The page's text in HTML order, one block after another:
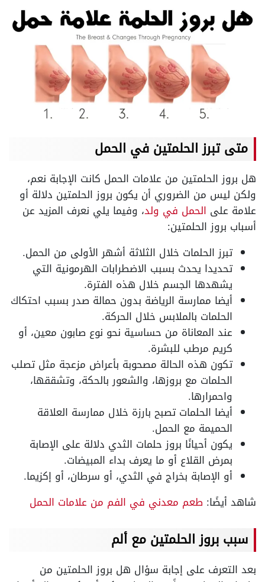
متى تبرز الحلمتين في الحمل
هل بروز الحلمتين من علامات الحمل كانت الإجابة نعم،
ولكن ليس من الضروري أن يكون بروز الحلمتين دلالة أو
علامة على الحمل في ولد، وفيما يلي نعرف المزيد عن
أسباب بروز الحلمتين:
تبرز الحلمات خلال الثلاثة أشهر الأولى من الحمل.
تحديدا يحدث بسبب الاضطرابات الهرمونية التي
يشهدها الجسم خلال هذه الفترة.
أيضا ممارسة الرياضة بدون حمالة صدر بسبب احتكاك
الحلمات بالملابس خلال الحركة.
عند المعاناة من حساسية نحو نوع صابون معين، أو
كريم مرطب للبشرة.
تكون هذه الحالة مصحوبة بأعراض مزعجة مثل تصلب
الحلمات مع بروزها، والشعور بالحكة، وتشققها،
واحمرارها.
أيضا الحلمات تصبح بارزة خلال ممارسة العلاقة
الحميمة مع الحمل.
يكون أحيانًا بروز حلمات الثدي دلالة على الإصابة
بمرض القلاع أو ما يعرف بداء المبيضات.
أو الإصابة بخراج في الثدي، أو سرطان، أو إكزيما.
شاهد أيضًا: طعم معدني في الفم من علامات الحمل
سبب بروز الحلمتين مع ألم
بعد التعرف على إجابة سؤال هل بروز الحلمتين من